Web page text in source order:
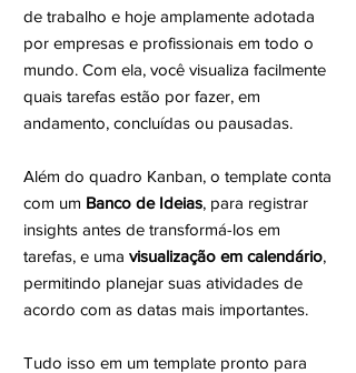
de trabalho e hoje amplamente adotada
por empresas e profissionais em todo o
mundo. Com ela, você visualiza facilmente
quais tarefas estão por fazer, em
andamento, concluídas ou pausadas.
Além do quadro Kanban, o template conta
com um Banco de Ideias, para registrar
insights antes de transformá-los em
tarefas, e uma visualização em calendário,
permitindo planejar suas atividades de
acordo com as datas mais importantes.
Tudo isso em um template pronto para